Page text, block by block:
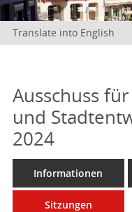
Translate into English
Ausschuss
und
2024
Informationen
Sitzungen